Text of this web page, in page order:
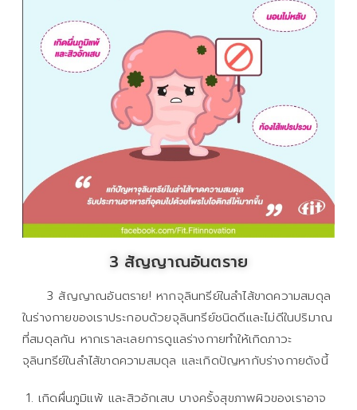
3 สัญญาณอันตราย
3 สัญญาณอันตราย! หากจุลินทรีย์ในลำไส้ขาดความสมดุล
ในร่างกายของเราประกอบด้วยจุลินทรีย์ชนิดดีและไม่ดีในปริมาณ
ที่สมดุลกัน หากเราละเลยการดูแลร่างกายทำให้เกิดภาวะ
จุลินทรีย์ในลำไส้ขาดความสมดุล และเกิดปัญหากับร่างกายดังนี้
เกิดผื่นภูมิแพ้ และสิวอักเสบ บางครั้งสุขภาพผิวของเราอาจ